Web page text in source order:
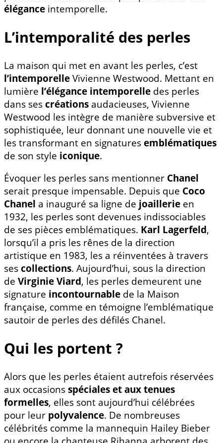
élégance intemporelle.
L’intemporalité des perles
La maison qui met en avant les perles, c’est
l’intemporelleVivienne Westwood. Mettant en
lumière l’élégance intemporelle des perles
dans sescréations audacieuses, Vivienne
Westwood les intègre de manière subversive et
sophistiquée, leur donnant une nouvelle vie et
les transformant en signaturesemblématiques
de son style iconique.
Évoquer les perles sans mentionner Chanel
serait presque impensable. Depuis que Coco
Chanel a inauguré sa ligne de joaillerie en
1932, les perles sont devenues indissociables
de ses pièces emblématiques. Karl Lagerfeld,
lorsqu’il a pris les rênes de la direction
artistique en 1983, les a réinventées à travers
sescollections. Aujourd’hui, sous la direction
de Virginie Viard, les perles demeurent une
signature incontournable de la Maison
française, comme en témoigne l’emblématique
sautoir de perles des défilés Chanel.
Qui les portent ?
Alors que les perles étaient autrefois réservées
aux occasionsspéciales et aux tenues
formelles, elles sont aujourd’hui célébrées
pour leur polyvalence. De nombreuses
célébrités comme la mannequin Hailey Bieber